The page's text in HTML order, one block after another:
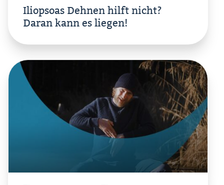
Iliopsoas Dehnen hilft nicht?
Daran kann es liegen!